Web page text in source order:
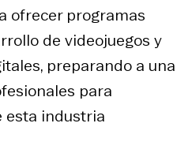
ofrecer programas
de videojuegos y
preparando a una
para
esta industria